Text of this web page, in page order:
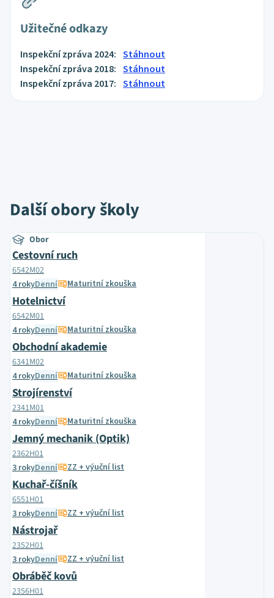
Užitečné odkazy
Inspekční zpráva 2024: Stáhnout
Inspekční zpráva 2018: Stáhnout
Inspekční zpráva 2017: Stáhnout
Další obory školy
Obor
Cestovní ruch
6542M02
4 rokyDenní Maturitní zkouška
Hotelnictví
6542M01
4 rokyDenní Maturitní zkouška
Obchodní akademie
6341M02
4 rokyDenní Maturitní zkouška
Strojírenství
2341M01
4 rokyDenní Maturitní zkouška
Jemný mechanik (Optik)
2362H01
3 rokyDenní ZZ + výuční list
Kuchař-číšník
6551H01
3 rokyDenní ZZ + výuční list
Nástrojař
2352H01
3 rokyDenní ZZ + výuční list
Obráběč kovů
2356H01